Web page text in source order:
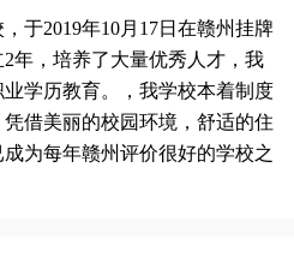
于2019年10月17日在赣州挂牌
年，培养了大量优秀人才，我
学历教育。，我学校本着制度
借美丽的校园环境，舒适的住
为每年赣州评价很好的学校之